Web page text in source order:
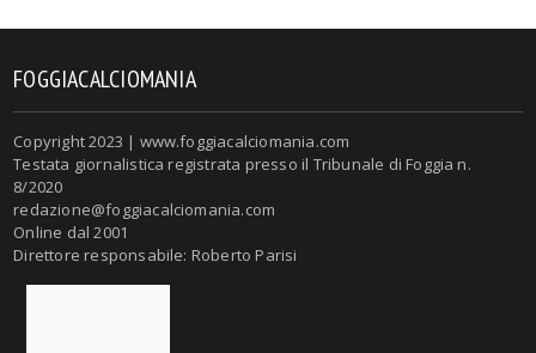
FOGGIACALCIOMANIA
Copyright 2023 | www.foggiacalciomania.com
Testata giornalistica registrata presso il Tribunale di Foggia n.
8/2020
redazione@foggiacalciomania.com
Online dal 2001
Direttore responsabile: Roberto Parisi